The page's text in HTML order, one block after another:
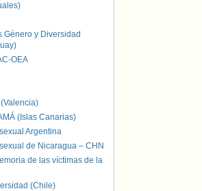
Género y Diversidad
OEA
(Islas Canarias)
Argentina
de Nicaragua – CHN
de las víctimas de la
(Chile)